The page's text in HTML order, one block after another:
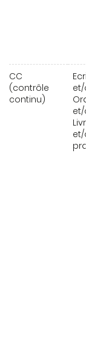
CC
(contrôle
continu)